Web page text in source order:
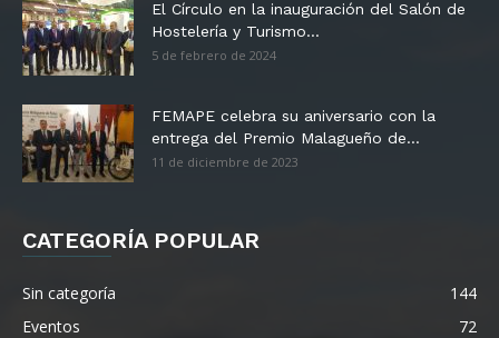
El Círculo en la inauguración del Salón de
Hostelería y Turismo...
5 de febrero de 2024
FEMAPE celebra su aniversario con la
entrega del Premio Malagueño de...
11 de diciembre de 2023
CATEGORÍA POPULAR
Sin categoría
144
Eventos
72